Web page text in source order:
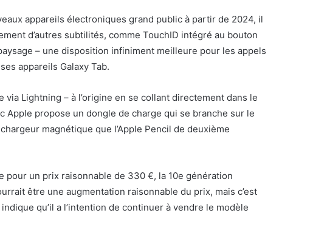
appareils électroniques grand public à partir de 2024, il
d’autres subtilités, comme TouchID intégré au bouton
– une disposition infiniment meilleure pour les appels
appareils Galaxy Tab.
via Lightning – à l’origine en se collant directement dans le
Apple propose un dongle de charge qui se branche sur le
magnétique que l’Apple Pencil de deuxième
pour un prix raisonnable de 330 €, la 10e génération
être une augmentation raisonnable du prix, mais c’est
qu’il a l’intention de continuer à vendre le modèle